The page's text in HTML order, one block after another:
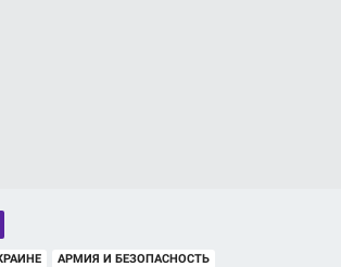
АРМИЯ И БЕЗОПАСНОСТЬ